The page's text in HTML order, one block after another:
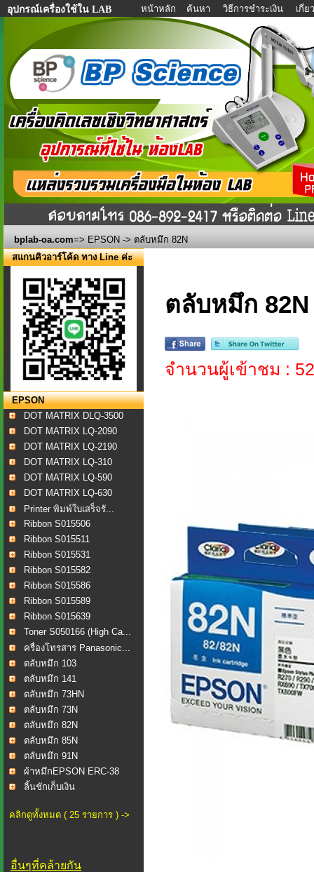
อุปกรณ์เครื่องใช้ใน LAB หน้าหลัก ค้นหา วิธีการชำระเงิน เกี่ย
bplab-oa.com=> EPSON -> ตลับหมึก 82N
สแกนคิวอาร์โค้ด ทาง Line ค่ะ
EPSON
DOT MATRIX DLQ-3500
DOT MATRIX LQ-2090
DOT MATRIX LQ-2190
DOT MATRIX LQ-310
DOT MATRIX LQ-590
DOT MATRIX LQ-630
Printer พิมพ์ใบเสร็จรั...
Ribbon S015506
Ribbon S015511
Ribbon S015531
Ribbon S015582
Ribbon S015586
Ribbon S015589
Ribbon S015639
Toner S050166 (High Ca...
ครื่องโทรสาร Panasonic...
ตลับหมึก 103
ตลับหมึก 141
ตลับหมึก 73HN
ตลับหมึก 73N
ตลับหมึก 82N
ตลับหมึก 85N
ตลับหมึก 91N
ผ้าหมึกEPSON ERC-38
ลิ้นชักเก็บเงิน
คลิกดูทั้งหมด ( 25 รายการ ) ->
อื่นๆที่คล้ายกัน
ตลับหมึก 82N
จำนวนผู้เข้าชม :